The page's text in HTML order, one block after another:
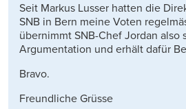
Seit Markus Lusser hatten die
SNB in Bern meine Voten
übernimmt SNB-Chef Jordan also
Argumentation und erhält dafür
Bravo.
Freundliche Grüsse